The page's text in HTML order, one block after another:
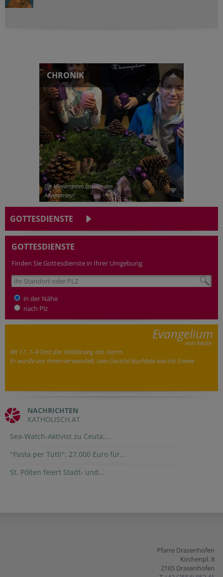
CHRONIK
Die Ministranten basteln den
Adventkranz!
GOTTESDIENSTE
GOTTESDIENSTE
Finden Sie Gottesdienste in Ihrer Umgebung
in der Nähe
nach Plz
Evangelium
von heute
Mt 17, 1–9 Fest der Verklärung des Herrn
Er wurde vor ihnen verwandelt; sein Gesicht leuchtete wie die Sonne
NACHRICHTEN
KATHOLISCH.AT
Sea-Watch-Aktivist zu Ceuta:...
"Pasta per Tutti": 27.000 Euro für...
St. Pölten feiert Stadt- und...
Pfarre Drasenhofen
Kirchenpl. 8
2165 Drasenhofen